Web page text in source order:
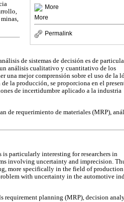
More
More
Permalink
de sistemas de decisión es de
análisis cualitativo y cuantitativo de los
una mejor comprensión sobre el uso de la
la producción, se proporciona en el
de incertidumbre aplicado a la industria
de requerimiento de materiales (MRP),
particularly interesting for researchers in
involving uncertainty and imprecision.
more specifically in the field of production
with uncertainty in the automotive
requirement planning (MRP), decision